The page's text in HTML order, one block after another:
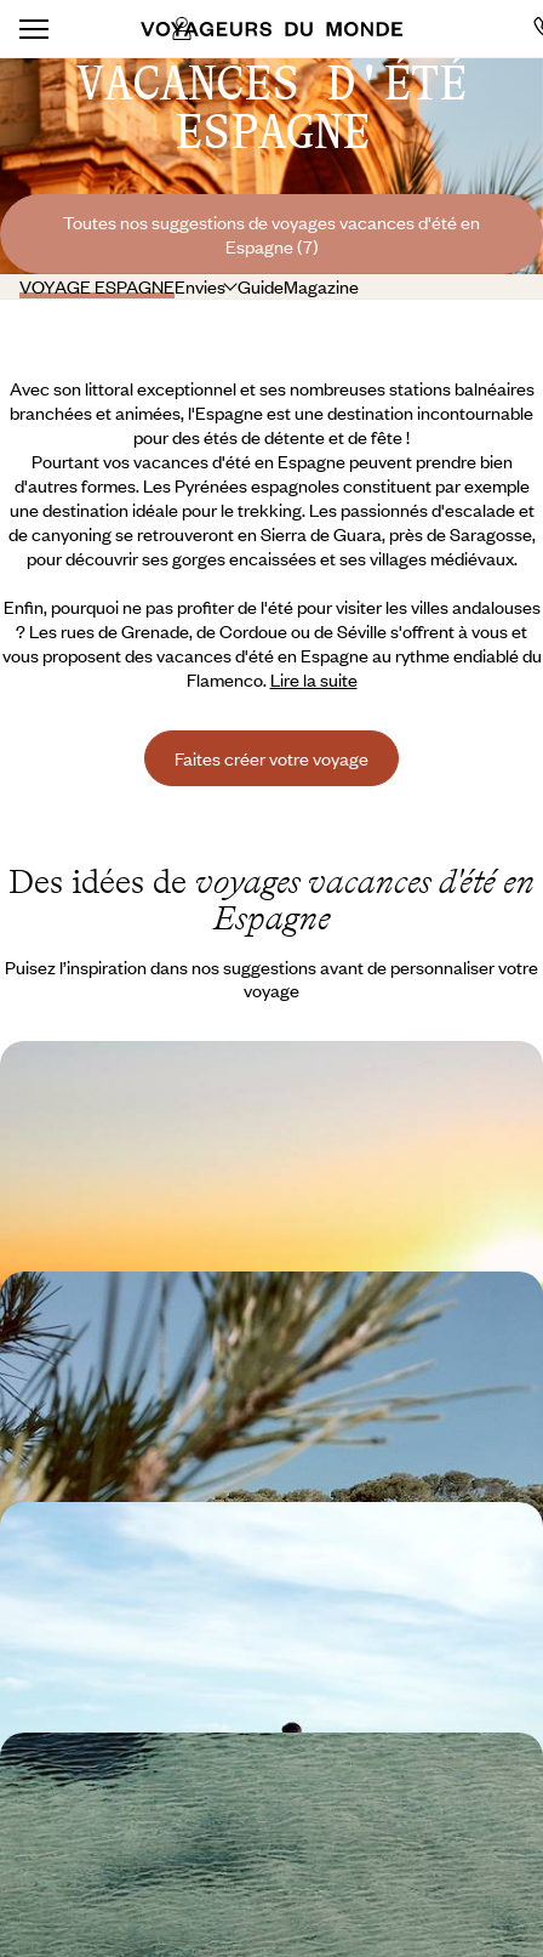
VACANCES D'ÉTÉ
ESPAGNE
Toutes nos suggestions de voyages vacances d'été en
Espagne (7)
VOYAGE ESPAGNEEnvies GuideMagazine
Avec son littoral exceptionnel et ses nombreuses stations balnéaires
branchées et animées, l'Espagne est une destination incontournable
pour des étés de détente et de fête !
Pourtant vos vacances d'été en Espagne peuvent prendre bien
d'autres formes. Les Pyrénées espagnoles constituent par exemple
une destination idéale pour le trekking. Les passionnés d'escalade et
de canyoning se retrouveront en Sierra de Guara, près de Saragosse,
pour découvrir ses gorges encaissées et ses villages médiévaux.
Enfin, pourquoi ne pas profiter de l'été pour visiter les villes andalouses
? Les rues de Grenade, de Cordoue ou de Séville s'offrent à vous et
vous proposent des vacances d'été en Espagne au rythme endiablé du
Flamenco. Lire la suite
Faites créer votre voyage
Des idées de voyages vacances d'été en
Espagne
Puisez l’inspiration dans nos suggestions avant de personnaliser votre
voyage
Tous ensemble à Majorque - Palma et l'arrière-pays
en adresses secrètes
Profiter de Majorque en famille et sans artifices, depuis le cœur
historique de Palma puis le calme de la campagne, la plage jamais loin
7 jours, de CHF 1600 à CHF 2400
Un été en famille - Sur les routes d’Espagne et du
Portugal
Explorer le nord de la péninsule ibérique avec les enfants, en toute
15 jours, de CHF 1700 à CHF 2200
L’Espagne méditerranéenne - Après Valence, la
Costa Blanca intimiste
Votre propre maison dans un jardin secret de la Costa Blanca, refuge
poétique et coloré
8 jours, de CHF 1800 à CHF 2600